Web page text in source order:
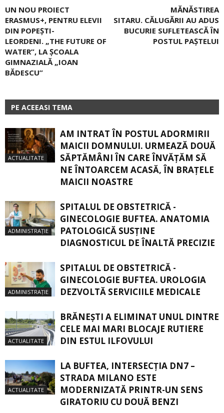
UN NOU PROIECT
ERASMUS+, PENTRU ELEVII
DIN POPEȘTI-
LEORDENI. „THE FUTURE OF
WATER”, LA ȘCOALA
GIMNAZIALĂ „IOAN
BĂDESCU”
MĂNĂSTIREA
SITARU. CĂLUGĂRII AU ADUS
BUCURIE SUFLETEASCĂ ÎN
POSTUL PAȘTELUI
PE ACEEASI TEMA
ACTUALITATE
AM INTRAT ÎN POSTUL ADORMIRII
MAICII DOMNULUI. URMEAZĂ DOUĂ
SĂPTĂMÂNI ÎN CARE ÎNVĂŢĂM SĂ
NE ÎNTOARCEM ACASĂ, ÎN BRAŢELE
MAICII NOASTRE
ADMINISTRAȚIE
SPITALUL DE OBSTETRICĂ -
GINECOLOGIE BUFTEA. ANATOMIA
PATOLOGICĂ SUSŢINE
DIAGNOSTICUL DE ÎNALTĂ PRECIZIE
ADMINISTRAȚIE
SPITALUL DE OBSTETRICĂ -
GINECOLOGIE BUFTEA. UROLOGIA
DEZVOLTĂ SERVICIILE MEDICALE
ACTUALITATE
BRĂNEȘTI A ELIMINAT UNUL DINTRE
CELE MAI MARI BLOCAJE RUTIERE
DIN ESTUL ILFOVULUI
ACTUALITATE
LA BUFTEA, INTERSECŢIA DN7 –
STRADA MILANO ESTE
MODERNIZATĂ PRINTR-UN SENS
GIRATORIU CU DOUĂ BENZI